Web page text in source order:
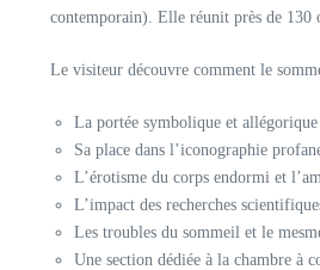
contemporain). Elle réunit près de 130
Le visiteur découvre comment le
La portée symbolique et allégorique
Sa place dans l’iconographie
L’érotisme du corps endormi et
L’impact des recherches
Les troubles du sommeil et le
Une section dédiée à la chambre à